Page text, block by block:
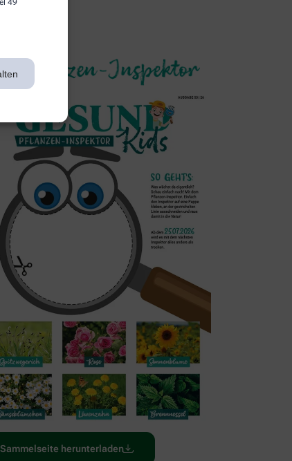
49
Sammelseite herunterladen